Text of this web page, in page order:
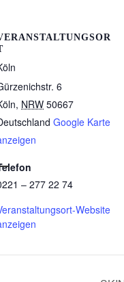
6
, NRW 50667
Google Karte
– 277 22 74
Website